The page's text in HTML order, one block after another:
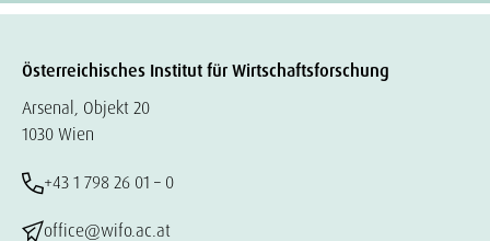
Österreichisches Institut für Wirtschaftsforschung
Arsenal, Objekt 20
1030 Wien
+43 1 798 26 01 – 0
office@wifo.ac.at